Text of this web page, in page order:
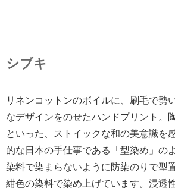
シブキ
リネンコットンのボイルに、刷毛で勢
なデザインをのせたハンドプリント。
といった、ストイックな和の美意識を
的な日本の手仕事である「型染め」の
染料で染まらないように防染のりで型
紺色の染料で染め上げています。浸透